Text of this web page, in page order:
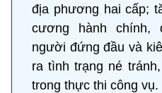
địa phương hai cấp;
cương hành chính,
người đứng đầu và
ra tình trạng né
trong thực thi công vụ.